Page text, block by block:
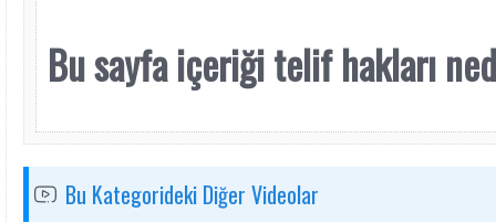
Bu sayfa içeriği telif hakları
Bu Kategorideki Diğer Videolar